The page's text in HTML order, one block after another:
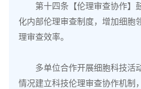
第十四条【伦理审查协作】
化内部伦理审查制度，增加细胞
理审查效率。
多单位合作开展细胞科技活
情况建立科技伦理审查协作机制